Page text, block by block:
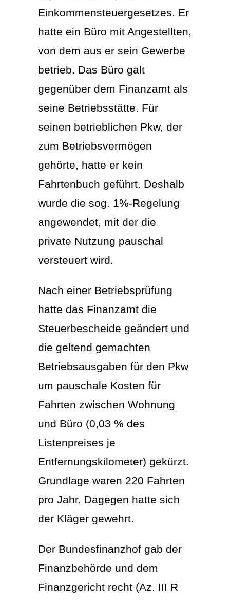
Einkommensteuergesetzes. Er
hatte ein Büro mit Angestellten,
von dem aus er sein Gewerbe
betrieb. Das Büro galt
gegenüber dem Finanzamt als
seine Betriebsstätte. Für
seinen betrieblichen Pkw, der
zum Betriebsvermögen
gehörte, hatte er kein
Fahrtenbuch geführt. Deshalb
wurde die sog. 1%-Regelung
angewendet, mit der die
private Nutzung pauschal
versteuert wird.
Nach einer Betriebsprüfung
hatte das Finanzamt die
Steuerbescheide geändert und
die geltend gemachten
Betriebsausgaben für den Pkw
um pauschale Kosten für
Fahrten zwischen Wohnung
und Büro (0,03 % des
Listenpreises je
Entfernungskilometer) gekürzt.
Grundlage waren 220 Fahrten
pro Jahr. Dagegen hatte sich
der Kläger gewehrt.
Der Bundesfinanzhof gab der
Finanzbehörde und dem
Finanzgericht recht (Az. III R